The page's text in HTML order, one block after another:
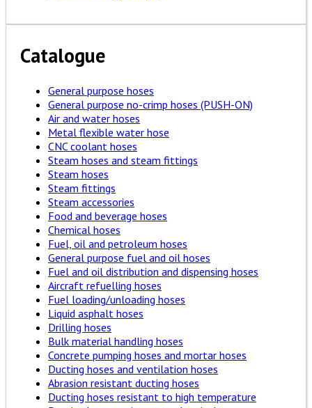
Catalogue
General purpose hoses
General purpose no-crimp hoses (PUSH-ON)
Air and water hoses
Metal flexible water hose
CNC coolant hoses
Steam hoses and steam fittings
Steam hoses
Steam fittings
Steam accessories
Food and beverage hoses
Chemical hoses
Fuel, oil and petroleum hoses
General purpose fuel and oil hoses
Fuel and oil distribution and dispensing hoses
Aircraft refuelling hoses
Fuel loading/unloading hoses
Liquid asphalt hoses
Drilling hoses
Bulk material handling hoses
Concrete pumping hoses and mortar hoses
Ducting hoses and ventilation hoses
Abrasion resistant ducting hoses
Ducting hoses resistant to high temperature